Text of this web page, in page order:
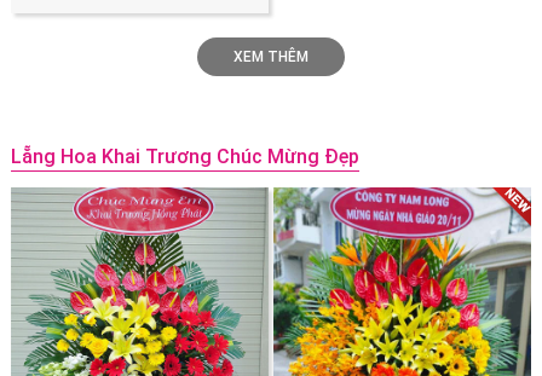
XEM THÊM
Lẵng Hoa Khai Trương Chúc Mừng Đẹp